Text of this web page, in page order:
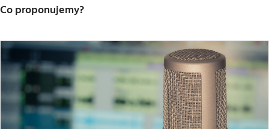
Co proponujemy?